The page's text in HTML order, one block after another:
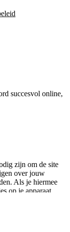
succesvol online,
zijn om de site
over jouw
Als je hiermee
op je apparaat